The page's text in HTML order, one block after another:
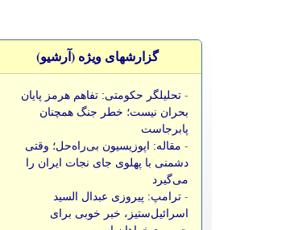
گزارشهای ویژه (آرشيو)
- تحلیلگر حکومتی: تفاهم هرمز پایان
بحران نیست؛ خطر جنگ همچنان
پابرجاست
- مقاله: اپوزیسیون بی‌راه‌حل؛ وقتی
دشمنی با پهلوی جای نجات ایران را
می‌گیرد
- ترامپ: پیروزی عبدال السید
اسرائیل‌ستیز، خبر خوبی برای